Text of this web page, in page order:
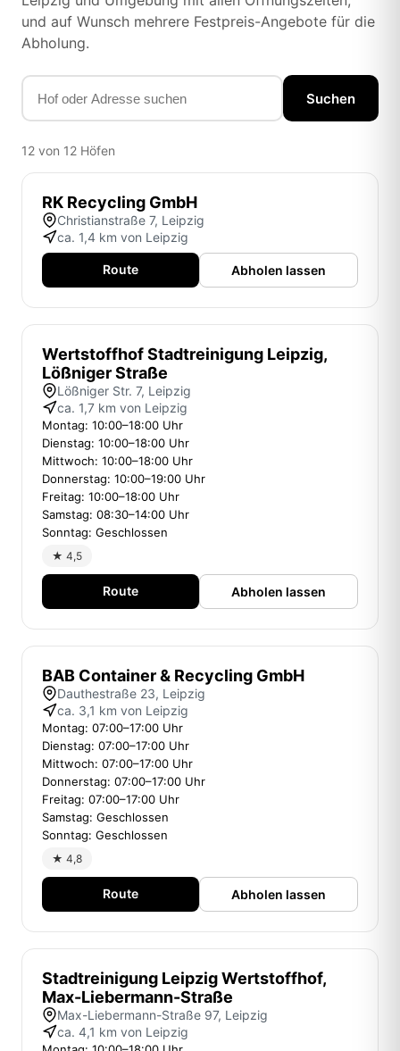
und auf Wunsch mehrere Festpreis-Angebote für die
Abholung.
Suchen
12 von 12 Höfen
RK Recycling GmbH
Christianstraße 7, Leipzig
ca. 1,4 km von Leipzig
Route Abholen lassen
Wertstoffhof Stadtreinigung Leipzig,
Lößniger Straße
Lößniger Str. 7, Leipzig
ca. 1,7 km von Leipzig
Montag: 10:00–18:00 Uhr
Dienstag: 10:00–18:00 Uhr
Mittwoch: 10:00–18:00 Uhr
Donnerstag: 10:00–19:00 Uhr
Freitag: 10:00–18:00 Uhr
Samstag: 08:30–14:00 Uhr
Sonntag: Geschlossen
★ 4,5
Route Abholen lassen
BAB Container & Recycling GmbH
Dauthestraße 23, Leipzig
ca. 3,1 km von Leipzig
Montag: 07:00–17:00 Uhr
Dienstag: 07:00–17:00 Uhr
Mittwoch: 07:00–17:00 Uhr
Donnerstag: 07:00–17:00 Uhr
Freitag: 07:00–17:00 Uhr
Samstag: Geschlossen
Sonntag: Geschlossen
★ 4,8
Route Abholen lassen
Stadtreinigung Leipzig Wertstoffhof,
Max-Liebermann-Straße
Max-Liebermann-Straße 97, Leipzig
ca. 4,1 km von Leipzig